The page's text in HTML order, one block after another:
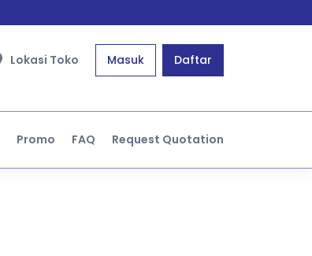
Lokasi Toko Masuk Daftar
Promo FAQ Request Quotation